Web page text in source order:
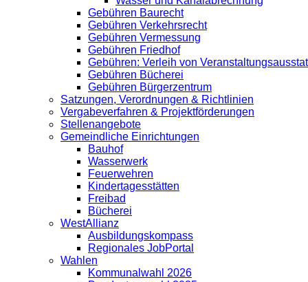
Gebühren Baurecht
Gebühren Verkehrsrecht
Gebühren Vermessung
Gebühren Friedhof
Gebühren: Verleih von
Gebühren Bücherei
Gebühren Bürgerzentrum
Satzungen, Verordnungen & Richtlinien
Vergabeverfahren & Projektförderungen
Stellenangebote
Gemeindliche Einrichtungen
Bauhof
Wasserwerk
Feuerwehren
Kindertagesstätten
Freibad
Bücherei
WestAllianz
Ausbildungskompass
Regionales JobPortal
Wahlen
Kommunalwahl 2026